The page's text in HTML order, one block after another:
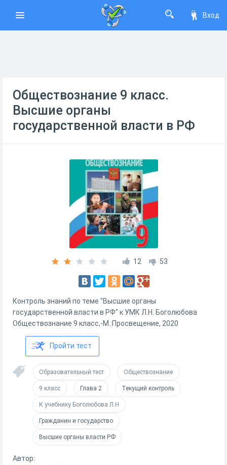
Вход
Обществознание 9 класс.
Высшие органы
государственной власти в РФ
12 53
Контроль знаний по теме "Высшие органы
государственной власти в РФ" к УМК Л.Н. Боголюбова
Обществознание 9 класс,-М.:Просвещение, 2020
Пройти тест
Образовательный тест Обществознание
9 класс Глава 2 Текущий контроль
К учебнику Боголюбова Л.Н
Гражданин и государство
Высшие органы власти РФ
Автор: